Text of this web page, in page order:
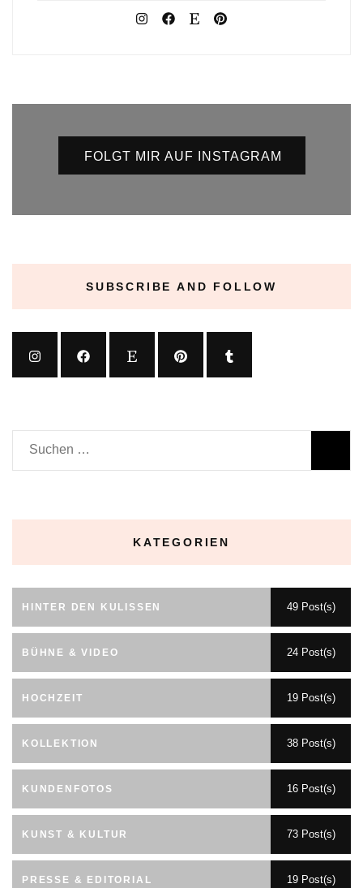
FOLGT MIR AUF INSTAGRAM
SUBSCRIBE AND FOLLOW
Suchen
nach:
KATEGORIEN
HINTER DEN KULISSEN 49 Post(s)
BÜHNE & VIDEO 24 Post(s)
HOCHZEIT 19 Post(s)
KOLLEKTION 38 Post(s)
KUNDENFOTOS 16 Post(s)
KUNST & KULTUR 73 Post(s)
PRESSE & EDITORIAL 19 Post(s)